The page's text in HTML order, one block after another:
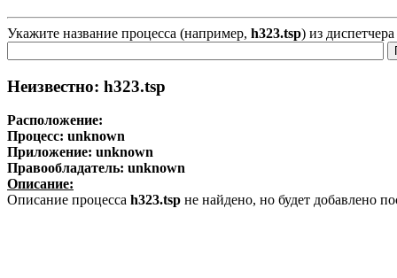
Укажите название процесса (например, h323.tsp) из
Неизвестно: h323.tsp
Расположение:
Процесс: unknown
Приложение: unknown
Правообладатель: unknown
Описание:
Описание процесса h323.tsp не найдено, но будет добавлено